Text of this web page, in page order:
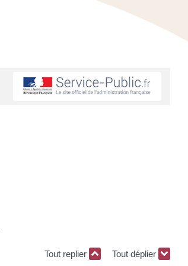
Tout replier Tout déplier